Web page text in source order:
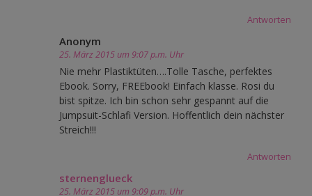
Antworten
Anonym
25. März 2015 um 9:07 p.m. Uhr
Nie mehr Plastiktüten….Tolle Tasche, perfektes
Ebook. Sorry, FREEbook! Einfach klasse. Rosi du
bist spitze. Ich bin schon sehr gespannt auf die
Jumpsuit-Schlafi Version. Hoffentlich dein nächster
Streich!!!
Antworten
sternenglueck
25. März 2015 um 9:09 p.m. Uhr